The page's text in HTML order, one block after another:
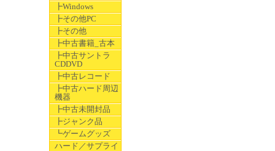
┣Windows
┣その他PC
┣その他
┣中古書籍_古本
┣中古サントラ
CDDVD
┣中古レコード
┣中古ハード周辺
機器
┣中古未開封品
┣ジャンク品
┗ゲームグッズ
ハード／サプライ